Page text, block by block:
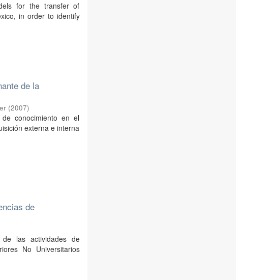
for the transfer of
in order to identify
de la
(2007)
conocimiento en el
externa e interna
de
las actividades de
No Universitarios